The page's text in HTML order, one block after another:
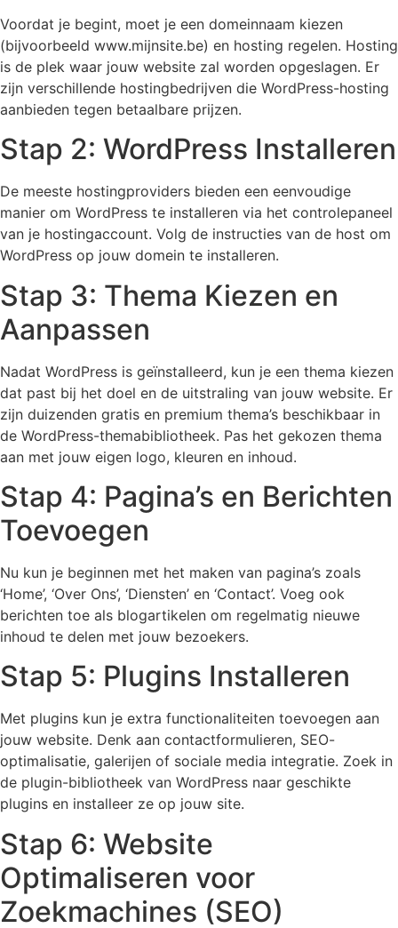
Voordat je begint, moet je een domeinnaam kiezen
(bijvoorbeeld www.mijnsite.be) en hosting regelen. Hosting
is de plek waar jouw website zal worden opgeslagen. Er
zijn verschillende hostingbedrijven die WordPress-hosting
aanbieden tegen betaalbare prijzen.
Stap 2: WordPress Installeren
De meeste hostingproviders bieden een eenvoudige
manier om WordPress te installeren via het controlepaneel
van je hostingaccount. Volg de instructies van de host om
WordPress op jouw domein te installeren.
Stap 3: Thema Kiezen en
Aanpassen
Nadat WordPress is geïnstalleerd, kun je een thema kiezen
dat past bij het doel en de uitstraling van jouw website. Er
zijn duizenden gratis en premium thema’s beschikbaar in
de WordPress-themabibliotheek. Pas het gekozen thema
aan met jouw eigen logo, kleuren en inhoud.
Stap 4: Pagina’s en Berichten
Toevoegen
Nu kun je beginnen met het maken van pagina’s zoals
‘Home’, ‘Over Ons’, ‘Diensten’ en ‘Contact’. Voeg ook
berichten toe als blogartikelen om regelmatig nieuwe
inhoud te delen met jouw bezoekers.
Stap 5: Plugins Installeren
Met plugins kun je extra functionaliteiten toevoegen aan
jouw website. Denk aan contactformulieren, SEO-
optimalisatie, galerijen of sociale media integratie. Zoek in
de plugin-bibliotheek van WordPress naar geschikte
plugins en installeer ze op jouw site.
Stap 6: Website
Optimaliseren voor
Zoekmachines (SEO)